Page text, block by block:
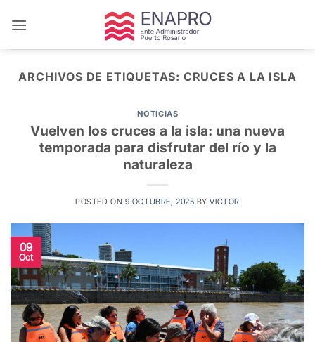
ARCHIVOS DE ETIQUETAS: CRUCES A LA ISLA
NOTICIAS
Vuelven los cruces a la isla: una nueva
temporada para disfrutar del río y la
naturaleza
POSTED ON 9 OCTUBRE, 2025 BYVICTOR
09
Oct